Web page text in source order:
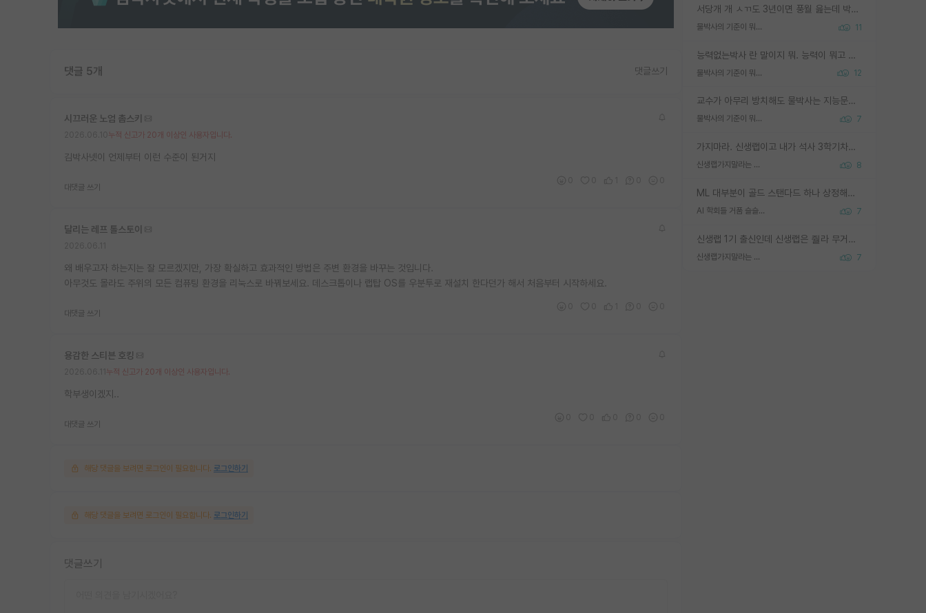
서당개 개 ㅅㄲ도 3년이면 풍월 읊는데 박사 5년 이상 대리고 있으면서 물된건 교수 탓 맞는ㄱ게 거기가 서당이 아니란 소리임
물박사의 기준이 뭐임? 11
능력없는박사 란 말이지 뭐. 능력이 뭐고 능력이 있다는게 뭔지는 사람마다 기준이 다르니까 얘기해봐야 서로 자기 기준만 얘기해서 논쟁이 끝이 안나고. 주위에서 능력있고 야심있는 신입생이 교수가 유의미한 피드백을 아예 안주면서 제대로된 과제에 참여해볼 기회도 제공하지 않고 잡일 뺑뺑이만 돌려서 맨날 단순작업만 하면서 밤새다가 눈빛이 점점 죽어가는걸 본 사람은 물박사는 교수탓이라고 하고, 교수는 이것저것 알려도 주고 기회도 주고 사수 동기 붙여주면서 어떻게든 끌고가려고 하는데 본인이 매일 뺀질거리면서 출근 하는둥마는둥 하다가 기껏 와서도 폰이나 쳐다보다가 실험 망치고 저녁약속있어서 먼저 가볼게요~ 하는걸 본 사람은 물박사는 본인탓이라고 함.
물박사의 기준이 뭐임? 12
교수가 아무리 방치해도 물박사는 지능문제고 본인 의지 문제임. 만물 교수탓 하는 애들이 이상한거임.
물박사의 기준이 뭐임? 7
가지마라. 신생랩이고 내가 석사 3학기차인데 최고참인데 나도 아무것도 모르는데 교수가 후배들 왜 논문 교육 안시키냐. 논문 왜 안 써오냐 닦달한다
신생랩가지말라는 이유가 있었구나 8
ML 대부분이 골드 스탠다드 하나 상정해놓고 (벤치마크 데이터셋이 여러 개면 여러 개 상정) 그거 얼마나 잘 맞추나 싸움임 가끔 번뜩이는 설계 철학을 보여주는 논문들도 있지만 대부분 그거 성적 얼마나 더 올리느라에 혈안이 되어 있는 측면이 잇음
AI 학회들 거품 슬슬 지적이 나오네요 7
신생랩 1기 출신인데 신생랩은 줠라 무거운 바벨 같은거임. 들면 대박인데 못들면 깔려 죽음. 아무도 알려주지 않는 환경에서 자생해야하지만, 일단 살아남았다면 그 어떤 사람보다 악착같고 생존력 높은 사람으로 거듭날 수 있음
신생랩가지말라는 이유가 있었구나 7
댓글 5개 댓글쓰기
시끄러운 노엄 촘스키
누적 신고가 20개 이상인 사용자입니다.
김박사넷이 언제부터 이런 수준이 된거지
대댓글 쓰기
달리는 레프 톨스토이
왜 배우고자 하는지는 잘 모르겠지만, 가장 확실하고 효과적인 방법은 주변 환경을 바꾸는 것입니다.
아무것도 몰라도 주위의 모든 컴퓨팅 환경을 리눅스로 바꿔보세요. 데스크톱이나 랩탑 OS를 우분투로 재설치 한다던가 해서 처음부터 시작하세요.
대댓글 쓰기
용감한 스티븐 호킹
누적 신고가 20개 이상인 사용자입니다.
학부생이겠지..
대댓글 쓰기
해당 댓글을 보려면 로그인이 필요합니다. 로그인하기
해당 댓글을 보려면 로그인이 필요합니다. 로그인하기
댓글쓰기